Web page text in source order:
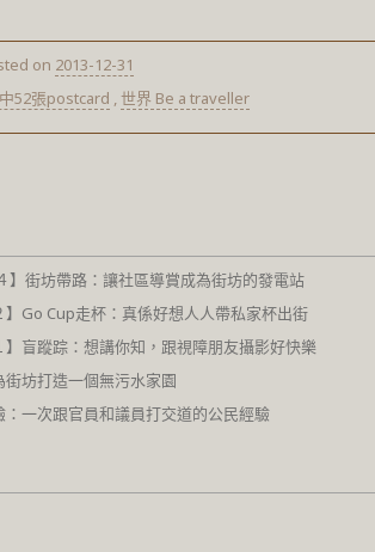
on 2013-12-31
52張postcard ,世界 Be a traveller
】街坊帶路：讓社區導賞成為街坊的發電站
】Go Cup走杯：真係好想人人帶私家杯出街
】盲蹤踪：想講你知，跟視障朋友攝影好快樂
坊打造一個無污水家園
：一次跟官員和議員打交道的公民經驗